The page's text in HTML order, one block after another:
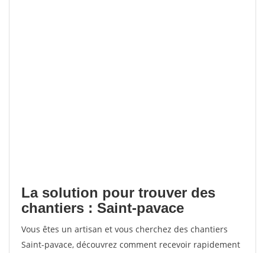
La solution pour trouver des
chantiers : Saint-pavace
Vous êtes un artisan et vous cherchez des chantiers
Saint-pavace, découvrez comment recevoir rapidement